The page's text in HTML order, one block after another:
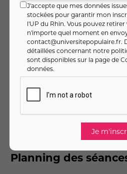
paragraphes.
Pré-requis
Planning des
J'accepte que mes données
stockées pour garantir mon
l'UP du Rhin. Vous pouvez
n'importe quel moment en
contact@universitepopulaire.fr.
détaillées concernant notre
sont disponibles sur la page de
données.